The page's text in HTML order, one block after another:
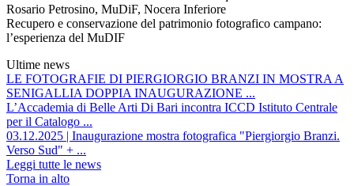
Rosario Petrosino, MuDiF, Nocera Inferiore
Recupero e conservazione del patrimonio fotografico campano:
l’esperienza del MuDIF
Ultime news
LE FOTOGRAFIE DI PIERGIORGIO BRANZI IN MOSTRA A
SENIGALLIA DOPPIA INAUGURAZIONE ...
L’Accademia di Belle Arti Di Bari incontra ICCD Istituto Centrale
per il Catalogo ...
03.12.2025 | Inaugurazione mostra fotografica "Piergiorgio Branzi.
Verso Sud" + ...
Leggi tutte le news
Torna in alto